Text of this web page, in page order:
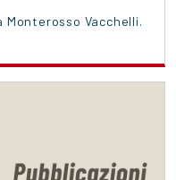
Monterosso Vacchelli.